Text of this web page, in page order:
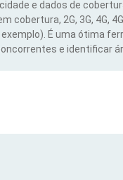
e dados de
2G, 3G, 4G,
É uma ótima
e identificar